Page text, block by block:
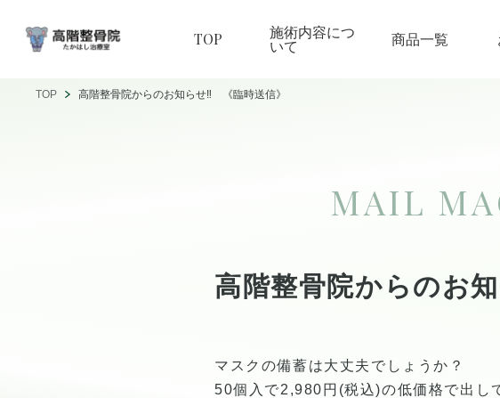
TOP 施術内容につ
いて 商品一覧
TOP 高階整骨院からのお知らせ‼︎ 《臨時送信》
MAIL
高階整骨院からのお
マスクの備蓄は大丈夫でしょうか？
50個入で2,980円(税込)の低価格で出し